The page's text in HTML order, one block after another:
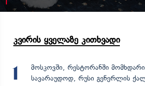
კვირის ყველაზე კითხვადი
1
მოსკოვში, რესტორანში
სავარაუდოდ, რუსი გენერლის